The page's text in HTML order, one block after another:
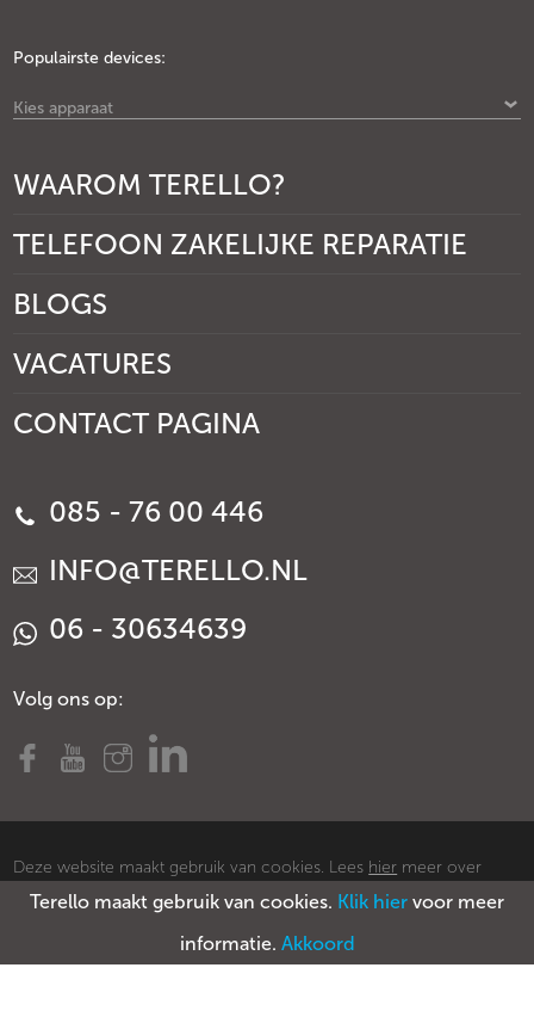
Terello maakt gebruik van cookies. Klik hier voor meer
informatie. Akkoord
Populairste devices:
Kies apparaat
WAAROM TERELLO?
TELEFOON ZAKELIJKE REPARATIE
BLOGS
VACATURES
CONTACT PAGINA
085 - 76 00 446
INFO@TERELLO.NL
06 - 30634639
Volg ons op:
Deze website maakt gebruik van cookies. Lees hier meer over
cookies.
Voorwaarden Privacy policy